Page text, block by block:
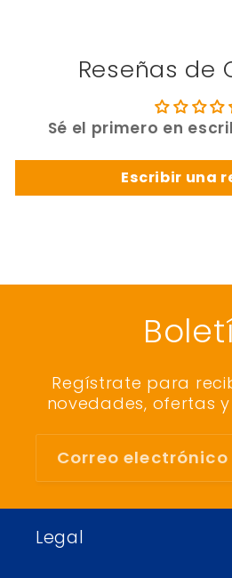
Reseñas de
Sé el primero en
Escribir una
Regístrate para
novedades, ofertas
Correo electrónico
Legal